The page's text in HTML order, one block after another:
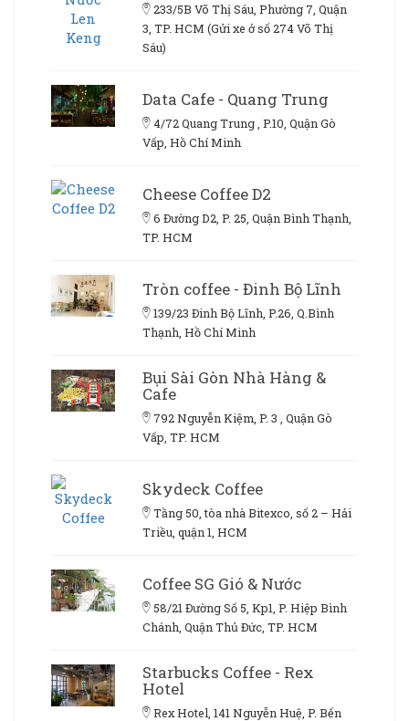
233/5B Võ Thị Sáu, Phường 7, Quận
3, TP. HCM (Gửi xe ở số 274 Võ Thị
Sáu)
Data Cafe - Quang Trung
4/72 Quang Trung , P.10, Quận Gò
Vấp, Hồ Chí Minh
Cheese Coffee D2
6 Đường D2, P. 25, Quận Bình Thạnh,
TP. HCM
Tròn coffee - Đinh Bộ Lĩnh
139/23 Đinh Bộ Lĩnh, P.26, Q.Bình
Thạnh, Hồ Chí Minh
Bụi Sài Gòn Nhà Hàng &
Cafe
792 Nguyễn Kiệm, P. 3 , Quận Gò
Vấp, TP. HCM
Skydeck Coffee
Tầng 50, tòa nhà Bitexco, số 2 – Hải
Triều, quận 1, HCM
Coffee SG Gió & Nước
58/21 Đường Số 5, Kp1, P. Hiệp Bình
Chánh, Quận Thủ Đức, TP. HCM
Starbucks Coffee - Rex
Hotel
Rex Hotel, 141 Nguyễn Huệ, P. Bến